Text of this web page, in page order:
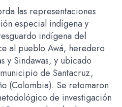
las representaciones
especial indígena y
indígena del
al pueblo Awá, heredero
y Sindawas, y ubicado
de Santacruz,
(Colombia). Se retomaron
de investigación